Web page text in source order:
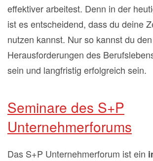
effektiver arbeitest. Denn in der
ist es entscheidend, dass du deine
nutzen kannst. Nur so kannst du den
Herausforderungen des
sein und langfristig erfolgreich sein.
Seminare des S+P
Unternehmerforums
Das S+P Unternehmerforum ist ein